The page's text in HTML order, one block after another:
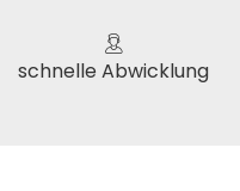
schnelle Abwicklung